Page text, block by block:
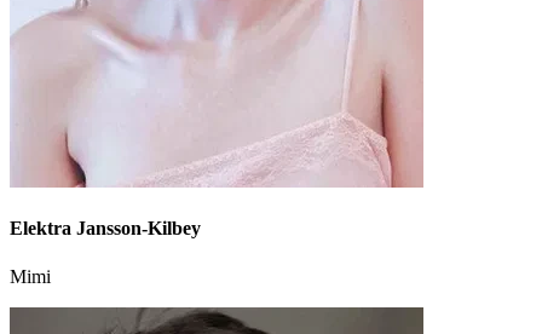
Elektra Jansson-Kilbey
Mimi